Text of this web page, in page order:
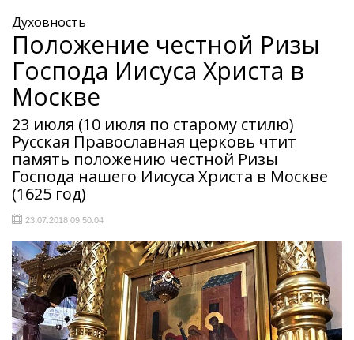
Духовность
Положение честной Ризы
Господа Иисуса Христа в
Москве
23 июля (10 июля по старому стилю)
Русская Православная церковь чтит
память положению честной Ризы
Господа нашего Иисуса Христа в Москве
(1625 год)
23.07.2018 09:50:04